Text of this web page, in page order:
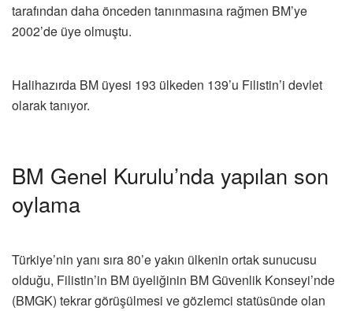
tarafından daha önceden tanınmasına rağmen BM’ye
2002’de üye olmuştu.
Halihazırda BM üyesi 193 ülkeden 139’u Filistin’i devlet
olarak tanıyor.
BM Genel Kurulu’nda yapılan son
oylama
Türkiye’nin yanı sıra 80’e yakın ülkenin ortak sunucusu
olduğu, Filistin’in BM üyeliğinin BM Güvenlik Konseyi’nde
(BMGK) tekrar görüşülmesi ve gözlemci statüsünde olan